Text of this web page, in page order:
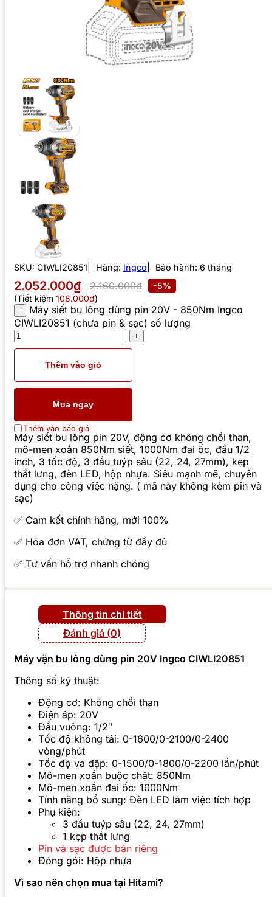
SKU: CIWLI20851 Hãng: Ingco Bảo hành: 6 tháng
2.052.000₫ 2.160.000₫
-5%
(Tiết kiệm 108.000₫)
Máy siết bu lông dùng pin 20V - 850Nm Ingco
CIWLI20851 (chưa pin & sạc) số lượng
Thêm vào giỏ
Mua ngay
Thêm vào báo giá
Máy siết bu lông pin 20V, động cơ không chổi than,
mô-men xoắn 850Nm siết, 1000Nm đai ốc, đầu 1/2
inch, 3 tốc độ, 3 đầu tuýp sâu (22, 24, 27mm), kẹp
thắt lưng, đèn LED, hộp nhựa. Siêu mạnh mẽ, chuyên
dụng cho công việc nặng. ( mã này không kèm pin và
sạc)
✅ Cam kết chính hãng, mới 100%
✅ Hóa đơn VAT, chứng từ đầy đủ
✅ Tư vấn hỗ trợ nhanh chóng
Thông tin chi tiết
Đánh giá (0)
Máy vặn bu lông dùng pin 20V Ingco CIWLI20851
Thông số kỹ thuật:
Động cơ: Không chổi than
Điện áp: 20V
Đầu vuông: 1/2″
Tốc độ không tải: 0-1600/0-2100/0-2400
vòng/phút
Tốc độ va đập: 0-1500/0-1800/0-2200 lần/phút
Mô-men xoắn buộc chặt: 850Nm
Mô-men xoắn đai ốc: 1000Nm
Tính năng bổ sung: Đèn LED làm việc tích hợp
Phụ kiện:
3 đầu tuýp sâu (22, 24, 27mm)
1 kẹp thắt lưng
Pin và sạc được bán riêng
Đóng gói: Hộp nhựa
Vì sao nên chọn mua tại Hitami?